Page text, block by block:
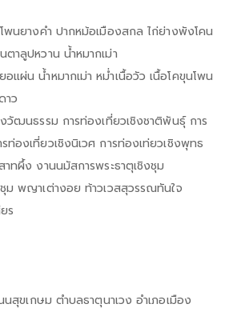
พนยางคำ ปากหม้อเมืองสกล ไก่ย่างพังโคน
าลูปหวาน น้ำหมากเม่า
แผ่น น้ำหมากเม่า หม่ำเนื้อวัว เนื้อโคขุนโพน
าว
วัฒนธรรม การท่องเที่ยวเชิงชาติพันธุ์ การ
องเที่ยวเชิงนิเวศ การท่องเท่ยวเชิงพุทธ
ทผึ้ง งานนมัสการพระธาตุเชิงชุม
ม พญาเต่างอย ท้าวเวสสุวรรณทันใจ
ร
สุขเกษม ตำบลธาตุนาเวง อำเภอเมือง